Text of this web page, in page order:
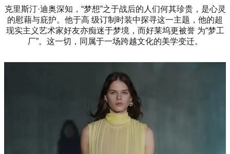
克里斯汀·迪奥深知，“梦想”之于战后的人们何其珍贵，是心灵
的慰藉与庇护。他于高 级订制时装中探寻这一主题，他的超
现实主义艺术家好友亦痴迷于梦境，而好莱坞更被誉 为“梦工
厂”。这一切，同属于一场跨越文化的美学变迁。